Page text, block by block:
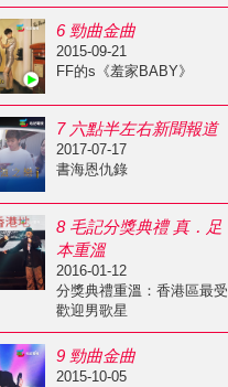
6 勁曲金曲
2015-09-21
FF的s《羞家BABY》
7 六點半左右新聞報道
2017-07-17
書海恩仇錄
8 毛記分獎典禮 真．足
本重溫
2016-01-12
分獎典禮重溫：香港區最受
歡迎男歌星
9 勁曲金曲
2015-10-05